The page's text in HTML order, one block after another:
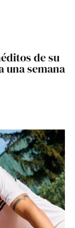
de su
una semana